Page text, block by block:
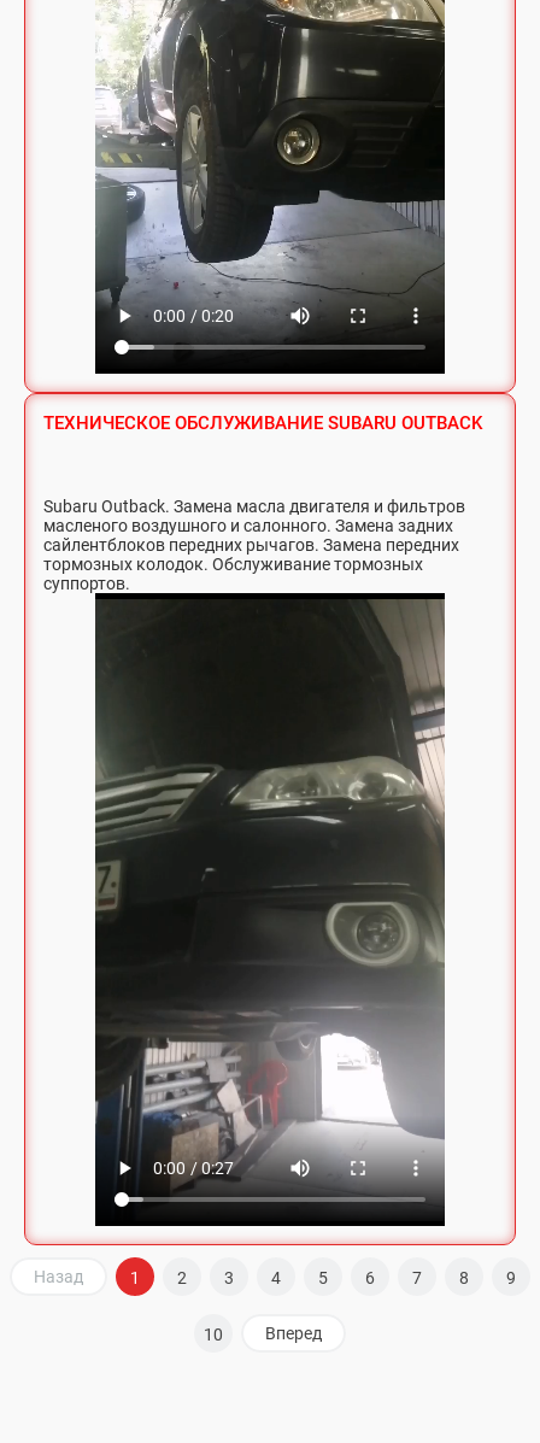
ТЕХНИЧЕСКОЕ ОБСЛУЖИВАНИЕ SUBARU OUTBACK
Subaru Outback. Замена масла двигателя и фильтров
масленого воздушного и салонного. Замена задних
сайлентблоков передних рычагов. Замена передних
тормозных колодок. Обслуживание тормозных
суппортов.
Назад 1 2 3 4 5 6 7 8 9
10 Вперед